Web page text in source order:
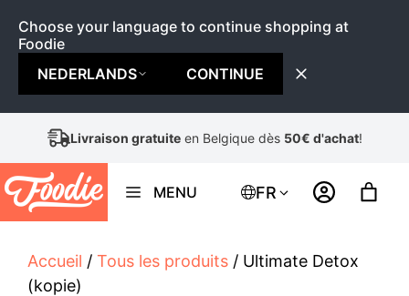
Choose your language to continue shopping at
Foodie
NEDERLANDS
CONTINUE
contenu
Livraison gratuiteen Belgique dès 50€ d'achat!
MENU FR
Accueil / Tous les produits / Ultimate Detox
(kopie)